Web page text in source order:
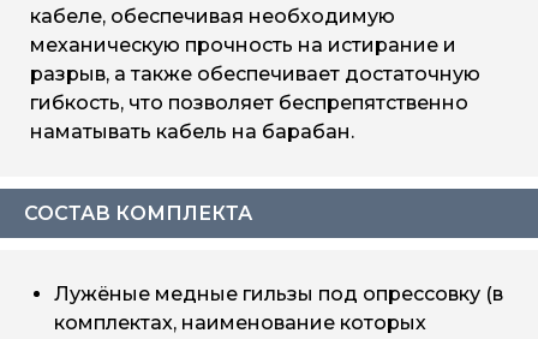
кабеле, обеспечивая необходимую
механическую прочность на истирание и
разрыв, а также обеспечивает достаточную
гибкость, что позволяет беспрепятственно
наматывать кабель на барабан.
СОСТАВ КОМПЛЕКТА
Лужёные медные гильзы под опрессовку (в
комплектах, наименование которых